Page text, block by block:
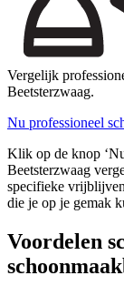
Vergelijk
Beetsterzwaag.
Nu professioneel
Klik op de knop
Beetsterzwaag
specifieke
die je op je gemak
Voordelen